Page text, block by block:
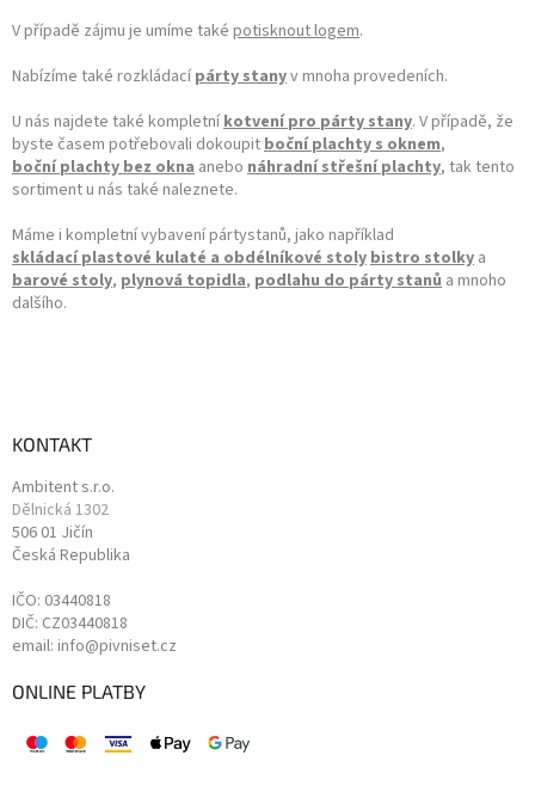
V případě zájmu je umíme také potisknout logem.
Nabízíme také rozkládací párty stanyv mnoha provedeních.
U nás najdete také kompletníkotvení pro párty stany. V případě, že
byste časem potřebovali dokoupitboční plachty s oknem,
boční plachty bez okna anebo náhradní střešní plachty, tak tento
sortiment u nás také naleznete.
Máme i kompletní vybavení pártystanů, jako například
skládací plastové kulaté a obdélníkové stolybistro stolky a
barové stoly, plynová topidla, podlahu do párty stanů a mnoho
dalšího.
KONTAKT
Ambitent s.r.o.
Dělnická 1302
506 01 Jičín
Česká Republika
IČO: 03440818
DIČ: CZ03440818
email: info@pivniset.cz
ONLINE PLATBY